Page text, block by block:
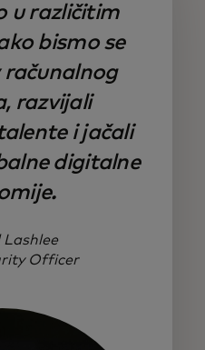
u različitim
bismo se
razvijali
i jačali
digitalne
Lashlee
Officer